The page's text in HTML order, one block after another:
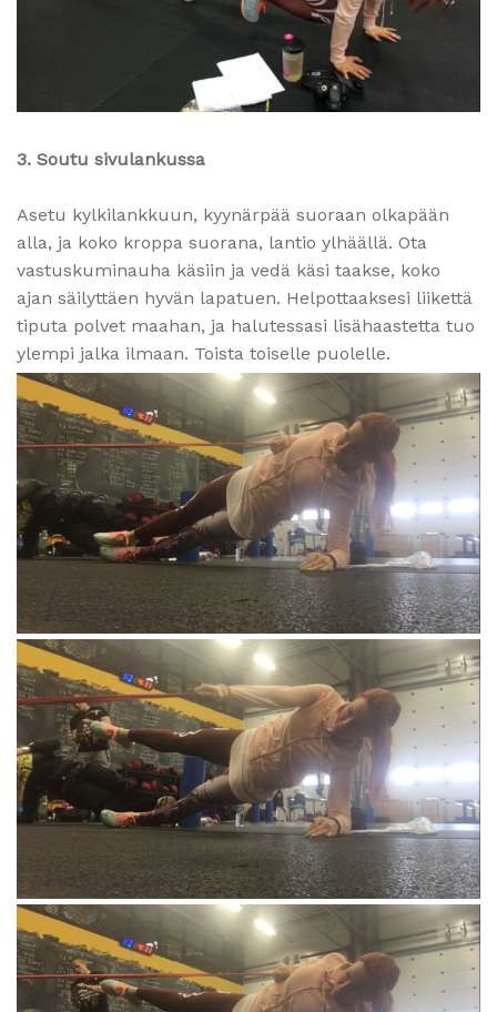
3. Soutu sivulankussa
Asetu kylkilankkuun, kyynärpää suoraan olkapään
alla, ja koko kroppa suorana, lantio ylhäällä. Ota
vastuskuminauha käsiin ja vedä käsi taakse, koko
ajan säilyttäen hyvän lapatuen. Helpottaaksesi liikettä
tiputa polvet maahan, ja halutessasi lisähaastetta tuo
ylempi jalka ilmaan. Toista toiselle puolelle.